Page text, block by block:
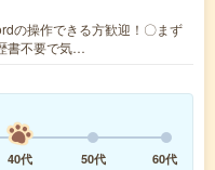
の操作できる方歓迎！〇まず
書不要で気…
40代 50代 60代